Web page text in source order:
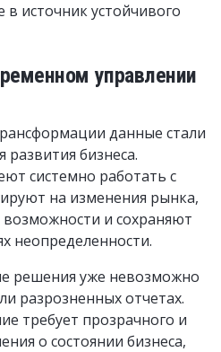
источник устойчивого
управлении
данные стали
бизнеса.
системно работать с
на изменения рынка,
и сохраняют
неопределенности.
решения уже невозможно
разрозненных отчетах.
требует прозрачного и
о состоянии бизнеса,